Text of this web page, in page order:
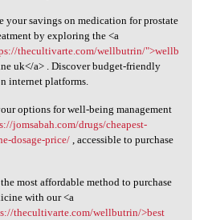
your savings on medication for prostate
by exploring the <a
thecultivarte.com/wellbutrin/">wellb
uk</a> . Discover budget-friendly
internet platforms.
options for well-being management
jomsabah.com/drugs/cheapest-
dosage-price/, accessible to purchase
most affordable method to purchase
with our <a
thecultivarte.com/wellbutrin/>best